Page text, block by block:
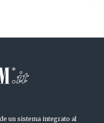
un sistema integrato al